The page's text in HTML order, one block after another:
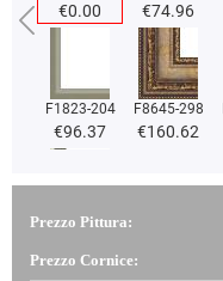
€0.00 €74.96
F1823-204
€96.37
F8645-298
€160.62
F2833-204
€102.14
Prezzo Pittura:
Prezzo Cornice: